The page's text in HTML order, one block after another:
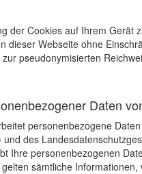
der Cookies auf Ihrem
dieser Webseite ohne
pseudonymisierten
Daten
personenbezogene
des
Ihre personenbezogenen
sämtliche